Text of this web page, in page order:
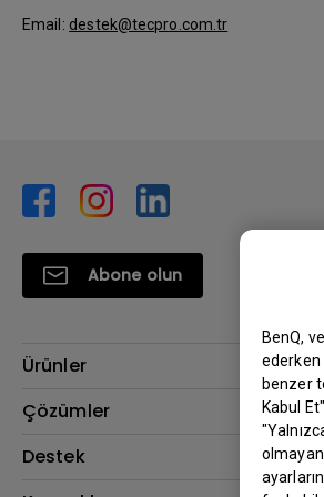
BenQ,
ederken
benzer
Kabul
Email: destek@tecpro.com.tr
Abone olun
Ürünler
Projektör
Çözümler
BenQ AQCOLOR Elçisi
Destek